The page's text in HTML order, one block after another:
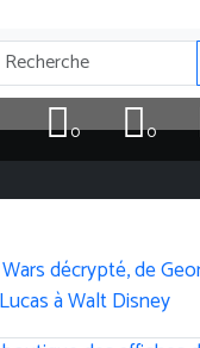
0
0